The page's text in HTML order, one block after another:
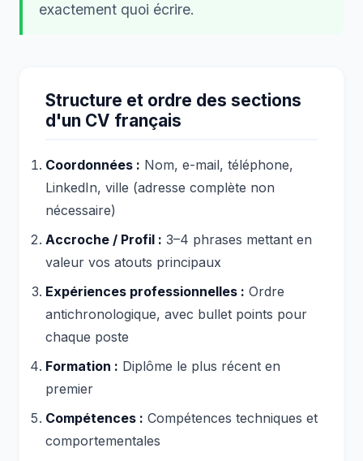
exactement quoi écrire.
Structure et ordre des sections
d'un CV français
Coordonnées : Nom, e-mail, téléphone,
LinkedIn, ville (adresse complète non
nécessaire)
Accroche / Profil : 3–4 phrases mettant en
valeur vos atouts principaux
Expériences professionnelles : Ordre
antichronologique, avec bullet points pour
chaque poste
Formation : Diplôme le plus récent en
premier
Compétences : Compétences techniques et
comportementales